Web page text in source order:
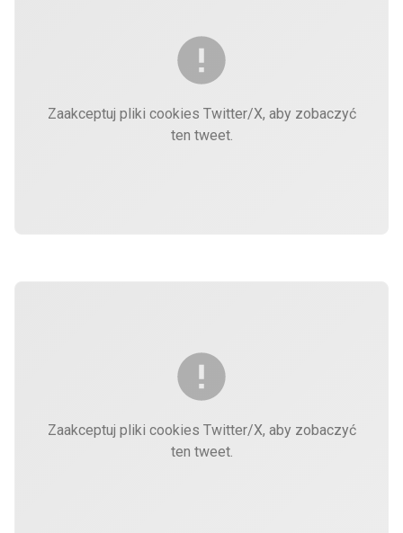
Zaakceptuj pliki cookies Twitter/X, aby zobaczyć
ten tweet.
Zaakceptuj pliki cookies Twitter/X, aby zobaczyć
ten tweet.